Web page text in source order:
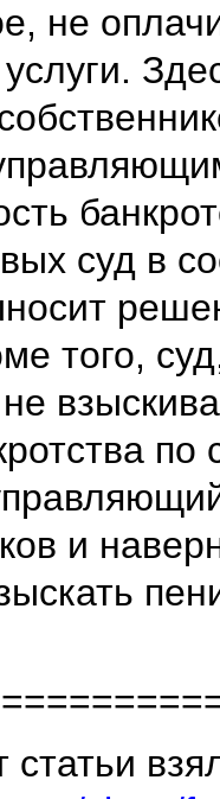
не
суд в
того,
и
статьи